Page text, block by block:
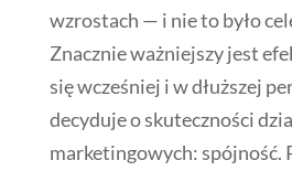
wzrostach — i nie to było
Znacznie ważniejszy jest
się wcześniej i w dłuższej
decyduje o skuteczności
marketingowych: spójność.